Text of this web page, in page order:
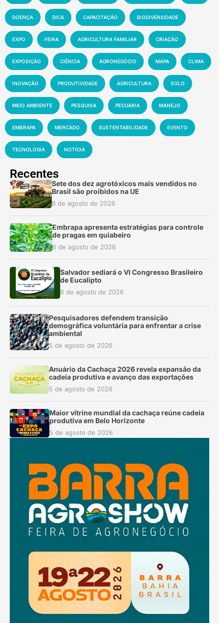
DOENÇA DICA CAPACITAÇÃO BIODIVERSIDADE
EXPO FEIRA AGRICULTURA FAMILIAR CRIAÇÃO
EXPOSIÇÃO CIÊNCIA AGRONEGÓCIO MAPA CLIMA
INOVAÇÃO PRODUTIVIDADE AGRICULTURA SOLO
MEIO AMBIENTE PESQUISA PECUÁRIA MANEJO
EMBRAPA MERCADO SUSTENTABILIDADE EVENTO
TECNOLOGIA NOTÍCIA
Recentes
Sete dos dez agrotóxicos mais vendidos no
Brasil são proibidos na UE
6 de agosto de 2026
Embrapa apresenta estratégias para controle
de pragas em quiabeiro
6 de agosto de 2026
Salvador sediará o VI Congresso Brasileiro
de Eucalipto
6 de agosto de 2026
Pesquisadores defendem transição
demográfica voluntária para enfrentar a crise
ambiental
5 de agosto de 2026
Anuário da Cachaça 2026 revela expansão da
cadeia produtiva e avanço das exportações
5 de agosto de 2026
Maior vitrine mundial da cachaça reúne cadeia
produtiva em Belo Horizonte
5 de agosto de 2026